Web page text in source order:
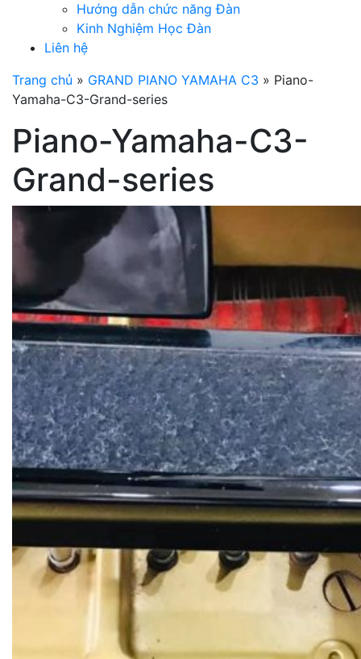
Hướng dẫn chức năng Đàn
Kinh Nghiệm Học Đàn
Liên hệ
Trang chủ » GRAND PIANO YAMAHA C3 » Piano-
Yamaha-C3-Grand-series
Piano-Yamaha-C3-
Grand-series